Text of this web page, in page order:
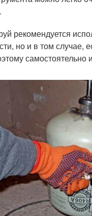
рекомендуется
но и в том
самостоятельно